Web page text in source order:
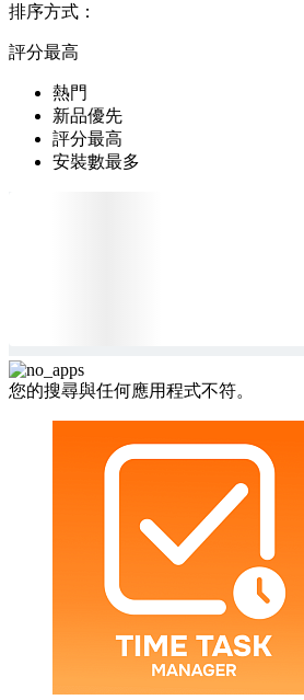
排序方式：
評分最高
熱門
新品優先
評分最高
安裝數最多
您的搜尋與任何應用程式不符。